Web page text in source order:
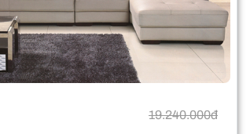
19.240.000đ